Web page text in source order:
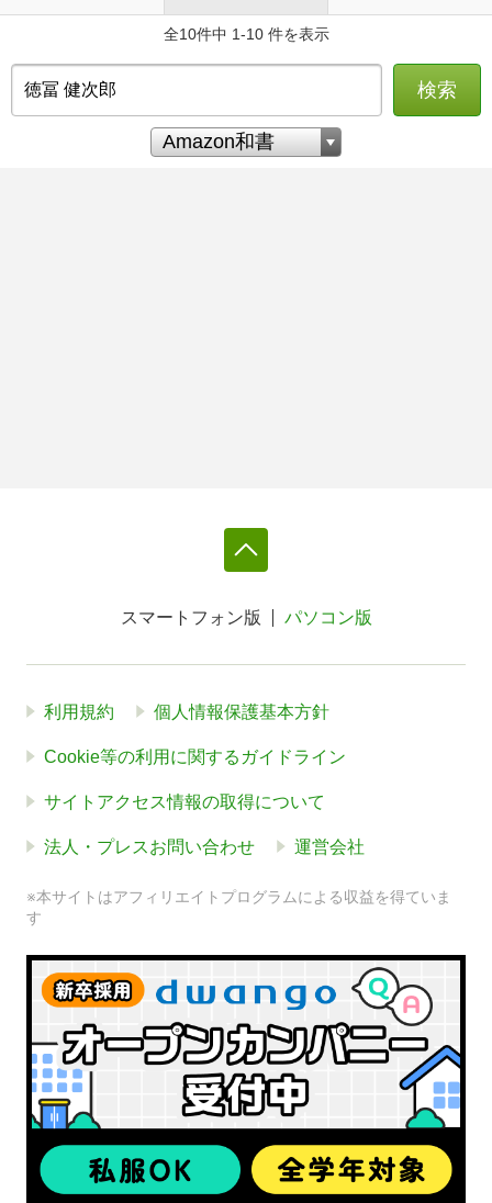
全10件中 1-10 件を表示
検索
スマートフォン版 パソコン版
利用規約 個人情報保護基本方針
Cookie等の利用に関するガイドライン
サイトアクセス情報の取得について
法人・プレスお問い合わせ 運営会社
※本サイトはアフィリエイトプログラムによる収益を得ていま
す